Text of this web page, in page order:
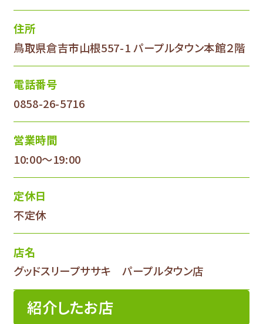
住所
鳥取県倉吉市山根557-1 パープルタウン本館２階
電話番号
0858-26-5716
営業時間
10:00～19:00
定休日
不定休
店名
グッドスリープササキ パープルタウン店
紹介したお店